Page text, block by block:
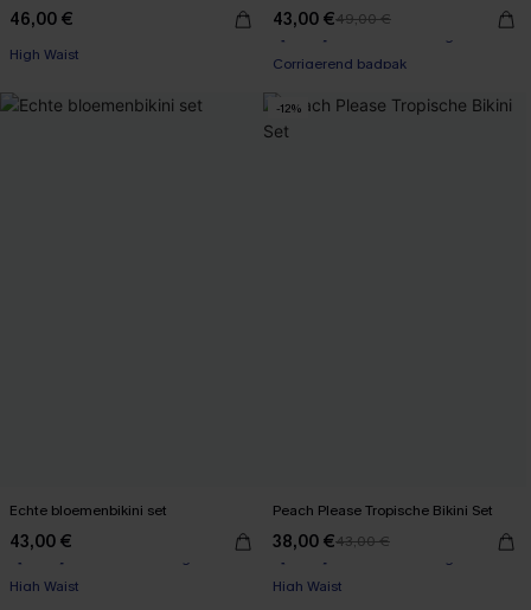
46,00 €
High Waist
43,00 €49,00 €
【AG18】2 met 10% korting
Echte bloemenbikini set
43,00 €
【AG18】2 met 10% korting
-12%
Peach Please Tropische Bikini Set
38,00 €43,00 €
【AG18】2 met 10% korting